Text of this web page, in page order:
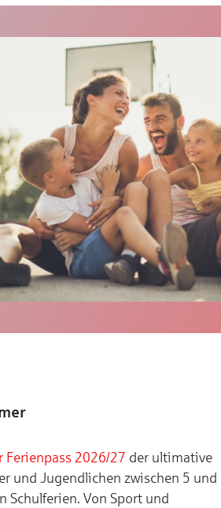
Ferienpass 2026/27 der ultimative
und Jugendlichen zwischen 5 und
Schulferien. Von Sport und